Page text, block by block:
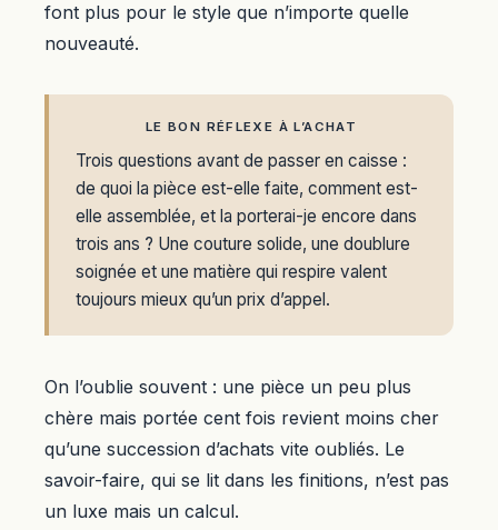
font plus pour le style que n’importe quelle
nouveauté.
LE BON RÉFLEXE À L’ACHAT
Trois questions avant de passer en caisse :
de quoi la pièce est-elle faite, comment est-
elle assemblée, et la porterai-je encore dans
trois ans ? Une couture solide, une doublure
soignée et une matière qui respire valent
toujours mieux qu’un prix d’appel.
On l’oublie souvent : une pièce un peu plus
chère mais portée cent fois revient moins cher
qu’une succession d’achats vite oubliés. Le
savoir-faire, qui se lit dans les finitions, n’est pas
un luxe mais un calcul.